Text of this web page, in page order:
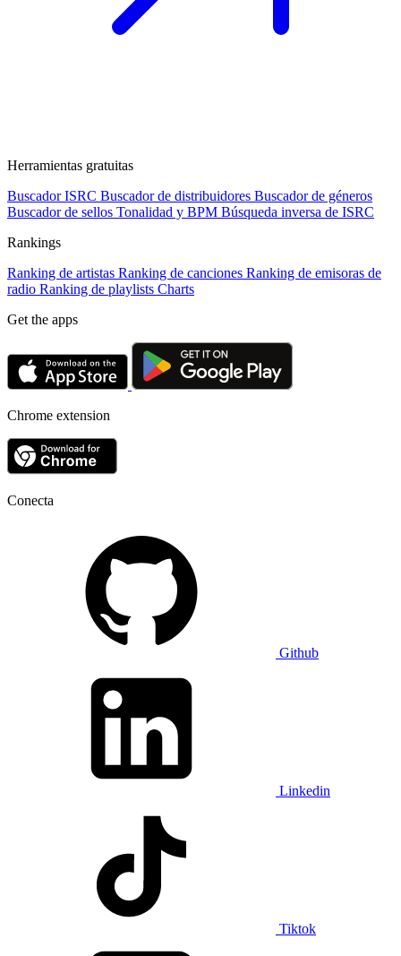
Herramientas gratuitas
Buscador ISRC Buscador de distribuidores Buscador de géneros
Buscador de sellos Tonalidad y BPM Búsqueda inversa de ISRC
Rankings
Ranking de artistas Ranking de canciones Ranking de emisoras de
radio Ranking de playlists Charts
Get the apps
Chrome extension
Conecta
Github
Linkedin
Tiktok